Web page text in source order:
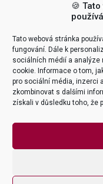
🍪
Tato webová stránka
fungování. Dále k
sociálních médií a analýze
cookie. Informace o tom,
pro sociální média, inzerci
zkombinovat s dalšími
získali v důsledku toho, že
Explore
Naše služby
Integrace
Productoo
Smart firma